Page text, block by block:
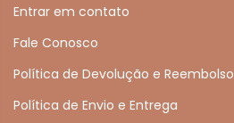
Entrar em contato
Fale Conosco
Política de Devolução e Reembolso
Política de Envio e Entrega